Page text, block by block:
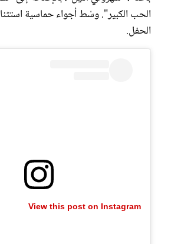
الحب الكبير". وسْط أجواء حماسية
الحفل.
View this post on Instagram